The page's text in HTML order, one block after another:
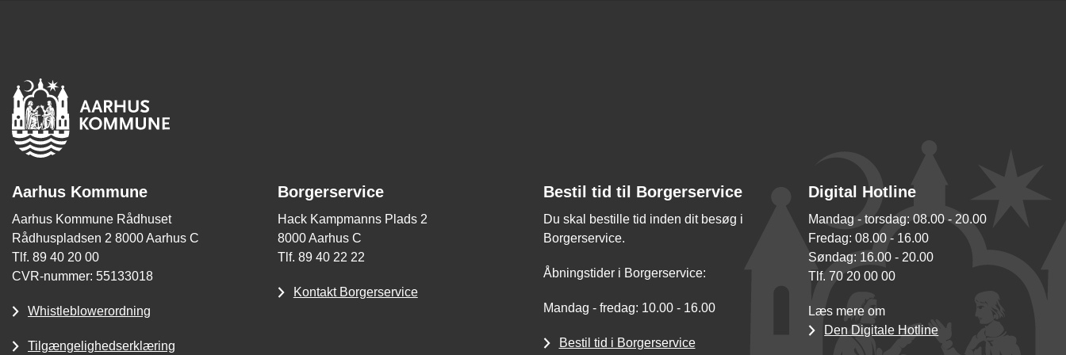
Aarhus Kommune
Aarhus Kommune Rådhuset
Rådhuspladsen 2 8000 Aarhus C
Tlf. 89 40 20 00
CVR-nummer: 55133018
Whistleblowerordning
Tilgængelighedserklæring
Borgerservice
Hack Kampmanns Plads 2
8000 Aarhus C
Tlf. 89 40 22 22
Kontakt Borgerservice
Bestil tid til Borgerservice
Du skal bestille tid inden dit besøg i
Borgerservice.
Åbningstider i Borgerservice:
Mandag - fredag: 10.00 - 16.00
Bestil tid i Borgerservice
Digital Hotline
Mandag - torsdag: 08.00 - 20.00
Fredag: 08.00 - 16.00
Søndag: 16.00 - 20.00
Tlf. 70 20 00 00
Læs mere om
Den Digitale Hotline